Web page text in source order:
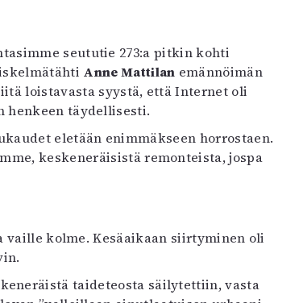
seututie 273:a pitkin kohti
Anne Mattilan emännöimän
loistavasta syystä, että Internet oli
henkeen täydellisesti.
eletään enimmäkseen horrostaen.
keskeneräisistä remonteista, jospa
kolme. Kesäaikaan siirtyminen oli
taideteosta säilytettiin, vasta